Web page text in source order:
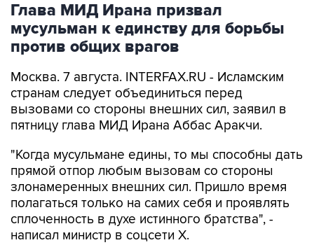
Глава МИД Ирана призвал
мусульман к единству для борьбы
против общих врагов
Москва. 7 августа. INTERFAX.RU - Исламским
странам следует объединиться перед
вызовами со стороны внешних сил, заявил в
пятницу глава МИД Ирана Аббас Аракчи.
"Когда мусульмане едины, то мы способны дать
прямой отпор любым вызовам со стороны
злонамеренных внешних сил. Пришло время
полагаться только на самих себя и проявлять
сплоченность в духе истинного братства", -
написал министр в соцсети Х.